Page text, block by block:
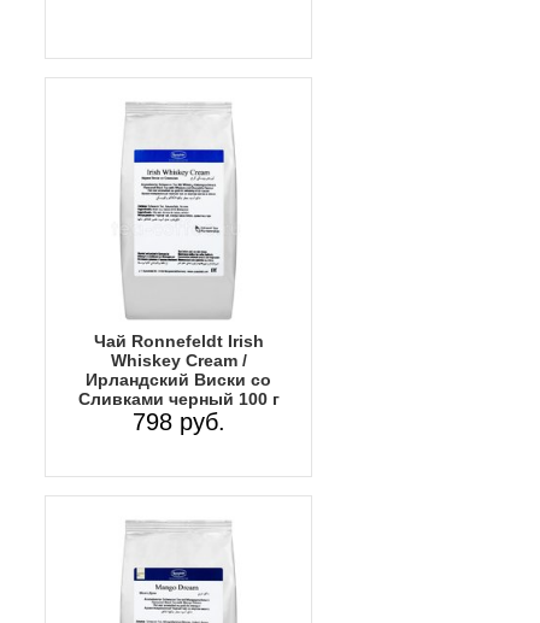
Чай Ronnefeldt Irish
Whiskey Cream /
Ирландский Виски со
Сливками черный 100 г
798 руб.